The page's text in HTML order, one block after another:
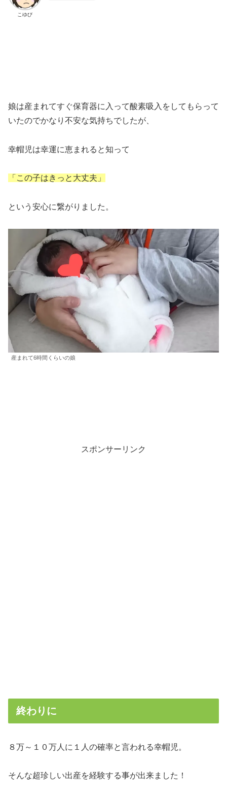
こゆび
娘は産まれてすぐ保育器に入って酸素吸入をしてもらって
いたのでかなり不安な気持ちでしたが、
幸帽児は幸運に恵まれると知って
「この子はきっと大丈夫」
という安心に繋がりました。
産まれて6時間くらいの娘
スポンサーリンク
終わりに
８万～１０万人に１人の確率と言われる幸帽児。
そんな超珍しい出産を経験する事が出来ました！